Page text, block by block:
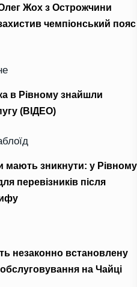
Жох з Острожчини
чемпіонський пояс
в Рівному знайшли
(ВІДЕО)
мають зникнути: у Рівному
перевізників після
незаконно встановлену
на Чайці